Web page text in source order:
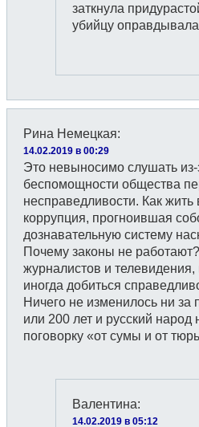
заткнула
убийцу
Рина Немецкая:
14.02.2019 в 00:29
Это невыносимо слушать
беспомощности общества
несправедливости. Как жить
коррупция, прогноившая
дознавательную систему
Почему законы не
журналистов и
иногда добиться
Ничего не изменилось ни за
или 200 лет и русский народ
поговорку «от сумы и от
Валентина:
14.02.2019 в 05:12